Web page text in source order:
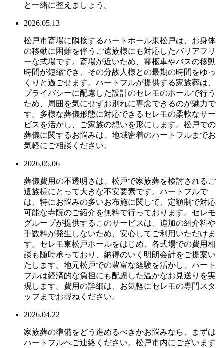
と一緒に整えましょう。
2026.05.13
松戸市斎場に隣接するハートホール東松戸は、お身体
の移動に困難を伴うご遺族様にも対応したバリアフリ
ーな式場です。斎場が近いため、霊柩車やバスの移動
時間が短縮でき、その分故人様との最期の時間をゆっ
くりと過ごせます。ハートフルが提供する家族葬は、
プライバシーに配慮した設計のセレモのホールで行う
ため、周囲を気にせずお別れに専念できるのが魅力で
す。多様な葬儀形態に対応できるセレモの柔軟なサー
ビスを活かし、ご家族の想いを形にします。松戸での
葬儀に関するお悩みは、地域密着のハートフルまでお
気軽にご相談ください。
2026.05.06
葬儀費用の不透明さは、松戸で家族葬を検討されるご
遺族様にとって大きな不安要素です。ハートフルで
は、特にお悩みの多いお布施に関して、定額制で対応
可能な寺院のご紹介を無料で行っております。セレモ
グループが提供するこのサービスは、追加の紹介料や
手数料が発生しないため、安心してご利用いただけま
す。セレモ東松戸ホールをはじめ、各式場での費用相
談も随時承っており、納得のいく明朗会計をご提案い
たします。地元松戸での豊富な経験を活かし、ハート
フルは経済的な負担にも配慮した温かなお見送りを実
現します。費用の詳細は、お気軽にセレモの専門スタ
ッフまでお尋ねください。
2026.04.22
家族葬の準備をどう進めるべきかお悩みなら、まずは
ハートフルへご連絡ください。松戸市内にございます